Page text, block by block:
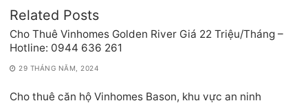
Related Posts
Cho Thuê Vinhomes Golden River Giá 22 Triệu/Tháng –
Hotline: 0944 636 261
29 THÁNG NĂM, 2024
Cho thuê căn hộ Vinhomes Bason, khu vực an ninh